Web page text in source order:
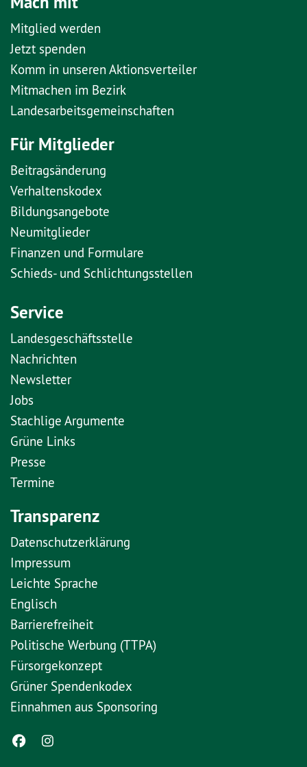
Mitglied werden
Jetzt spenden
Komm in unseren Aktionsverteiler
Mitmachen im Bezirk
Landesarbeitsgemeinschaften
Für Mitglieder
Beitragsänderung
Verhaltenskodex
Bildungsangebote
Neumitglieder
Finanzen und Formulare
Schieds- und Schlichtungsstellen
Service
Landesgeschäftsstelle
Nachrichten
Newsletter
Jobs
Stachlige Argumente
Grüne Links
Presse
Termine
Transparenz
Datenschutzerklärung
Impressum
Leichte Sprache
Englisch
Barrierefreiheit
Politische Werbung (TTPA)
Fürsorgekonzept
Grüner Spendenkodex
Einnahmen aus Sponsoring